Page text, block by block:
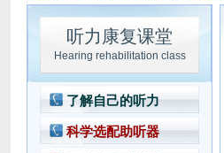
听力康复课堂
Hearing rehabilitation class
了解自己的听力
科学选配助听器